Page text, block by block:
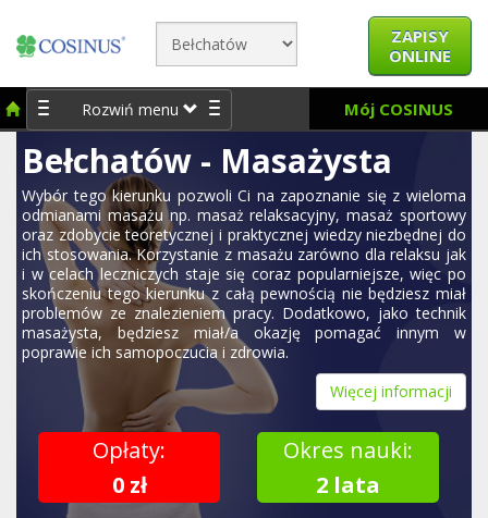
ZAPISY
ONLINE
Rozwiń menu Mój COSINUS
Bełchatów - Masażysta
Wybór tego kierunku pozwoli Ci na zapoznanie się z wieloma
odmianami masażu np. masaż relaksacyjny, masaż sportowy
oraz zdobycie teoretycznej i praktycznej wiedzy niezbędnej do
ich stosowania. Korzystanie z masażu zarówno dla relaksu jak
i w celach leczniczych staje się coraz popularniejsze, więc po
skończeniu tego kierunku z całą pewnością nie będziesz miał
problemów ze znalezieniem pracy. Dodatkowo, jako technik
masażysta, będziesz miał/a okazję pomagać innym w
poprawie ich samopoczucia i zdrowia.
Więcej informacji
Opłaty:
0 zł
Okres nauki:
2 lata